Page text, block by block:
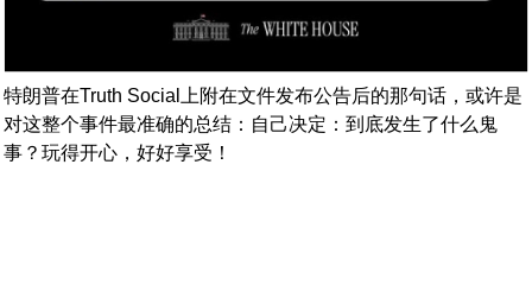
特朗普在Truth Social上附在文件发布公告后的那句话，或许是
对这整个事件最准确的总结：自己决定：到底发生了什么鬼
事？玩得开心，好好享受！